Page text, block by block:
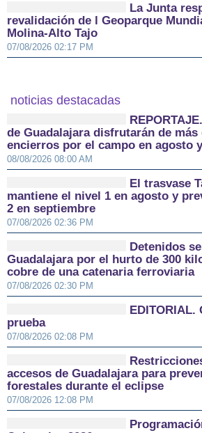
La Junta
revalidación de l Geoparque
Molina-Alto Tajo
07/08/2026 02:17 PM
noticias destacadas
de Guadalajara disfrutarán de más
encierros por el campo en agosto
08/08/2026 08:00 AM
El trasvase
mantiene el nivel 1 en agosto y
2 en septiembre
07/08/2026 02:36 PM
Detenidos
Guadalajara por el hurto de 300
cobre de una catenaria ferroviaria
07/08/2026 02:30 PM
EDITORIAL.
prueba
07/08/2026 02:08 PM
accesos de Guadalajara para
forestales durante el eclipse
07/08/2026 12:08 PM